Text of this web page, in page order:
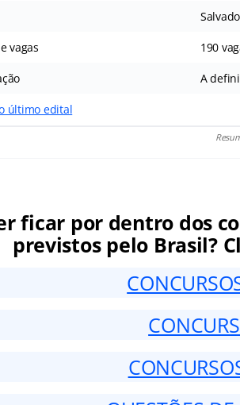
vagas 190
A
último edital
ficar por dentro dos
previstos pelo Brasil?